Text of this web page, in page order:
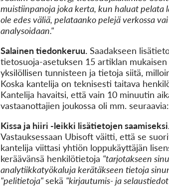
muistiinpanoja joka kerta, kun haluat pelata
ole edes väliä, pelataanko pelejä verkossa
analysoidaan."
Salainen tiedonkeruu. Saadakseen
tietosuoja-asetuksen 15 artiklan
yksilöllisen tunnisteen ja tietoja siitä,
Koska kantelija on teknisesti taitava
Kantelija havaitsi, että vain 10 minuutin
vastaanottajien joukossa oli mm.
Kissa ja hiiri -leikki lisätietojen
Vastauksessaan Ubisoft väitti, että se
kantelija viittasi yhtiön loppukäyttäjän
keräävänsä henkilötietoja "tarjotakseen
analytiikkatyökaluja kerätäkseen tietoja
"pelitietoja" sekä "kirjautumis- ja